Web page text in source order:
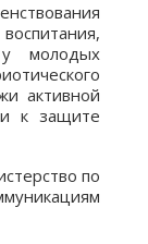
у молодых
активной
к защите
по